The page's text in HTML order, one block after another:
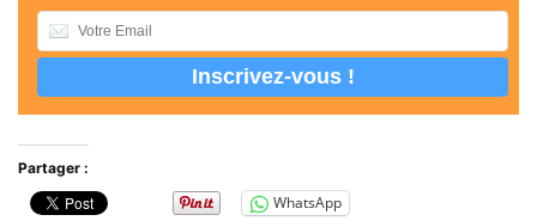
Partager :
WhatsApp